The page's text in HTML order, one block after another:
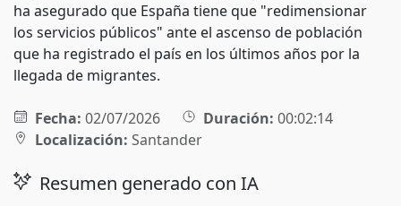
ha asegurado que España tiene que "redimensionar
los servicios públicos" ante el ascenso de población
que ha registrado el país en los últimos años por la
llegada de migrantes.
Fecha: 02/07/2026 Duración: 00:02:14
Localización: Santander
Resumen generado con IA